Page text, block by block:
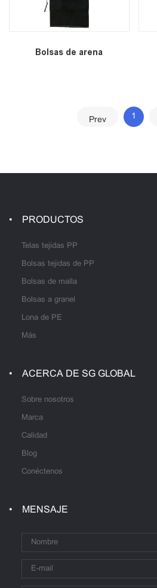
Bolsas de arena
Prev 1
PRODUCTOS
Telas tejidas PP
Bolsas tejidas de PP
Bolsas de malla
Bolsas a granel
Lona de PE
Más
ACERCA DE SG GLOBAL
Sobre nosotros
Marca
Calidad
Blog
Conéctenos
MENSAJE